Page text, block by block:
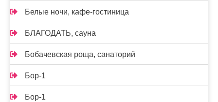
Белые ночи, кафе-гостиница
БЛАГОДАТЬ, сауна
Бобачевская роща, санаторий
Бор-1
Бор-1